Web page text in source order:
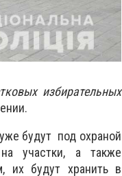
избирательных
будут под охраной
на участки, а также
их будут хранить в